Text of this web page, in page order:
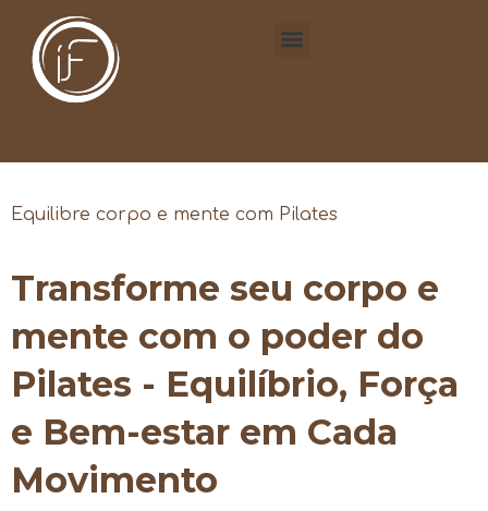
Equilibre corpo e mente com Pilates
Transforme seu corpo e
mente com o poder do
Pilates - Equilíbrio, Força
e Bem-estar em Cada
Movimento